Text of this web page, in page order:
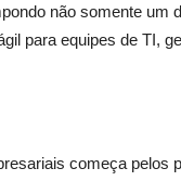
não somente um
para equipes de TI,
começa pelos